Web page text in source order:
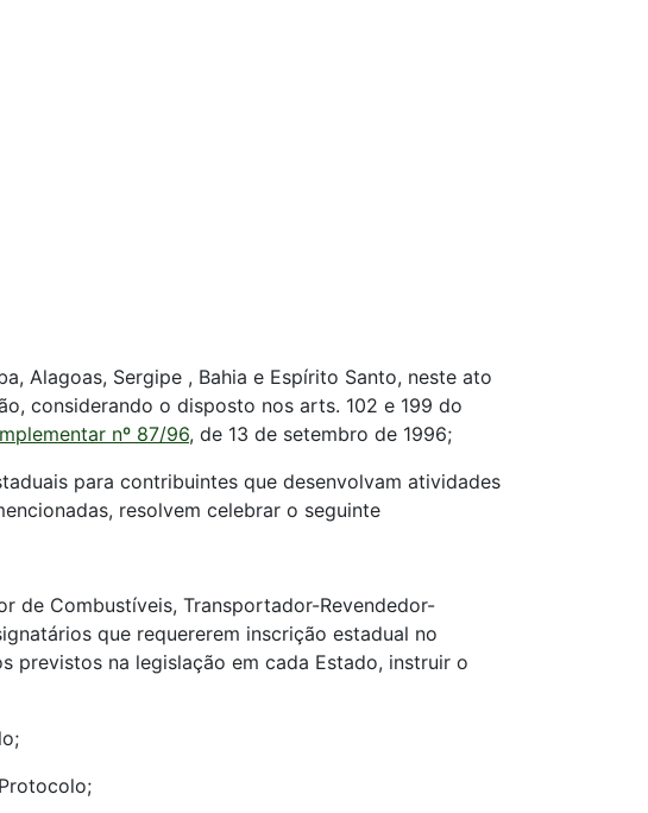
Alagoas, Sergipe , Bahia e Espírito Santo, neste ato
considerando o disposto nos arts. 102 e 199 do
nº 87/96, de 13 de setembro de 1996;
para contribuintes que desenvolvam atividades
resolvem celebrar o seguinte
de Combustíveis, Transportador-Revendedor-
que requererem inscrição estadual no
previstos na legislação em cada Estado, instruir o